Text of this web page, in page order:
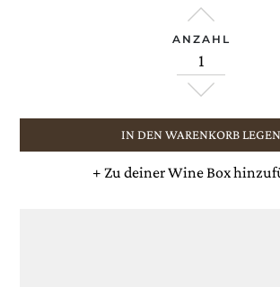
ANZAHL
IN DEN WARENKORB LEGEN
+ Zu deiner Wine Box